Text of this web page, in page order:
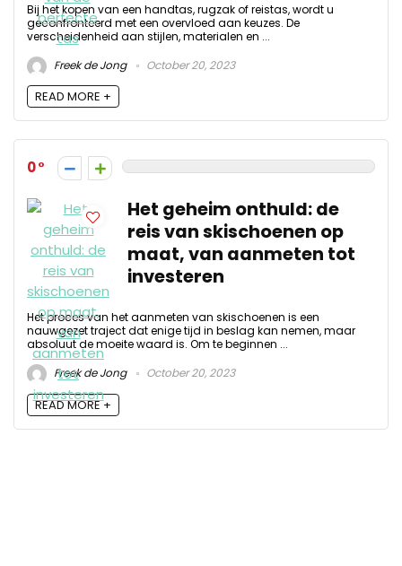
Bij het kopen van een handtas, rugzak of reistas, wordt u
geconfronteerd met een overvloed aan keuzes. De
verscheidenheid aan stijlen, materialen en ...
Freek de Jong
October 20, 2023
READ MORE +
0
Het geheim onthuld: de
reis van skischoenen op
maat, van aanmeten tot
investeren
Het proces van het aanmeten van skischoenen is een
nauwgezet traject dat enige tijd in beslag kan nemen, maar
absoluut de moeite waard is. Om te beginnen ...
Freek de Jong
October 20, 2023
READ MORE +